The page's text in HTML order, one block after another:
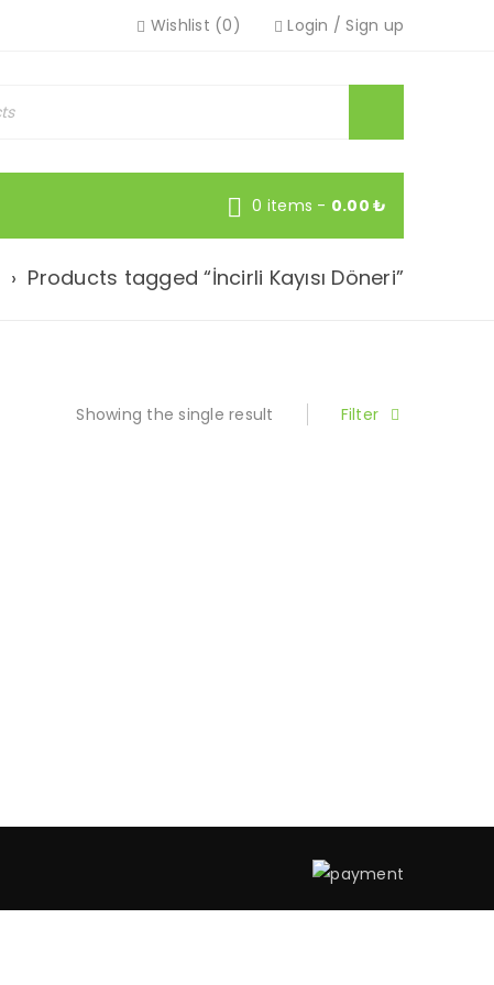
Login /Sign up
Wishlist (0)
0 items - 0.00 ₺
› Products tagged “İncirli Kayısı Döneri”
Filter
Showing the single result